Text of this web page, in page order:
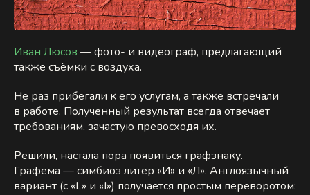
Иван Люсов — фото- и видеограф, предлагающий
также съёмки с воздуха.
Не раз прибегали к его услугам, а также встречали
в работе. Полученный результат всегда отвечает
требованиям, зачастую превосходя их.
Решили, настала пора появиться графзнаку.
Графема — симбиоз литер «И» и «Л». Англоязычный
вариант (с «L» и «I») получается простым переворотом: